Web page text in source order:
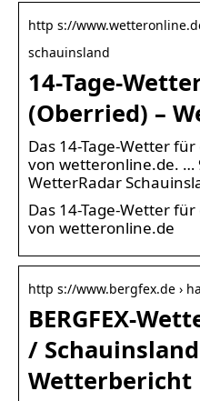
http s://
schauinsland
14-Tage-
(Oberried) –
Das 14-Tage-Wetter
von wetteronline.de. …
WetterRadar
Das 14-Tage-Wetter
von wetteronline.de
http s://www.bergfex.de ›
BERGFEX-
/
Wetterbericht